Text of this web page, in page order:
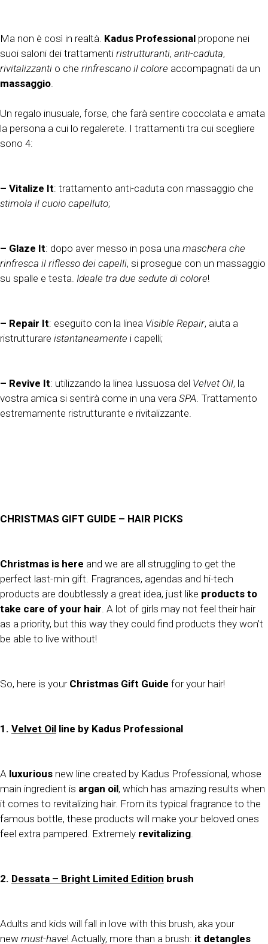
Ma non è così in realtà. Kadus Professional propone nei
suoi saloni dei trattamenti ristrutturanti, anti-caduta,
rivitalizzanti o che rinfrescano il colore accompagnati da un
massaggio
Un regalo inusuale, forse, che farà sentire coccolata e amata
la persona a cui lo regalerete. I trattamenti tra cui scegliere
sono 4:
– Vitalize It: trattamento anti-caduta con massaggio che
stimola il cuoio capelluto;
– Glaze It: dopo aver messo in posa una maschera che
rinfresca il riflesso dei capelli, si prosegue con un massaggio
su spalle e testa. Ideale tra due sedute di colore!
– Repair It: eseguito con la linea Visible Repair, aiuta a
ristrutturare istantaneamente i capelli;
– Revive It: utilizzando la linea lussuosa del Velvet Oil, la
vostra amica si sentirà come in una vera SPA. Trattamento
estremamente ristrutturante e rivitalizzante.
CHRISTMAS GIFT GUIDE – HAIR PICKS
Christmas is here and we are all struggling to get the
perfect last-min gift. Fragrances, agendas and hi-tech
products are doubtlessly a great idea, just like products to
take care of your hair . A lot of girls may not feel their hair
as a priority, but this way they could find products they won’t
be able to live without!
So, here is your Christmas Gift Guide for your hair!
1. Velvet Oil line by Kadus Professional
A luxurious new line created by Kadus Professional, whose
main ingredient is argan oil, which has amazing results when
it comes to revitalizing hair. From its typical fragrance to the
famous bottle, these products will make your beloved ones
feel extra pampered. Extremely revitalizing
2. Dessata – Bright Limited Edition brush
Adults and kids will fall in love with this brush, aka your
new must-have! Actually, more than a brush: it detangles